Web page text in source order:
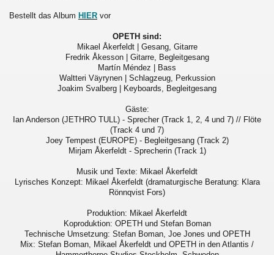
Bestellt das Album HIER vor
OPETH sind:
Mikael Åkerfeldt | Gesang, Gitarre
Fredrik Åkesson | Gitarre, Begleitgesang
Martín Méndez | Bass
Waltteri Väyrynen | Schlagzeug, Perkussion
Joakim Svalberg | Keyboards, Begleitgesang
Gäste:
Ian Anderson (JETHRO TULL) - Sprecher (Track 1, 2, 4 und 7) // Flöte
(Track 4 und 7)
Joey Tempest (EUROPE) - Begleitgesang (Track 2)
Mirjam Åkerfeldt - Sprecherin (Track 1)
Musik und Texte: Mikael Åkerfeldt
Lyrisches Konzept: Mikael Åkerfeldt (dramaturgische Beratung: Klara
Rönnqvist Fors)
Produktion: Mikael Åkerfeldt
Koproduktion: OPETH und Stefan Boman
Technische Umsetzung: Stefan Boman, Joe Jones und OPETH
Mix: Stefan Boman, Mikael Åkerfeldt und OPETH in den Atlantis /